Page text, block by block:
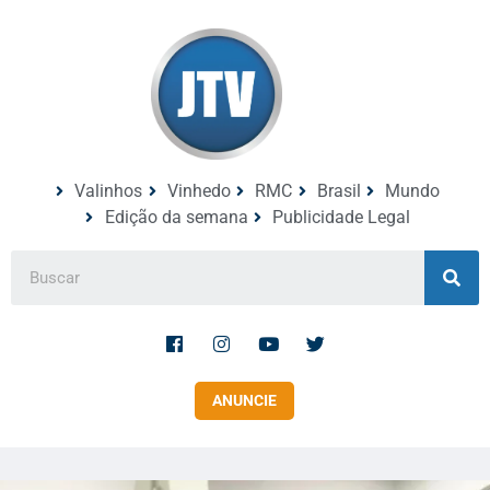
Valinhos Vinhedo RMC Brasil
Mundo
Edição da semana
Publicidade Legal
ANUNCIE